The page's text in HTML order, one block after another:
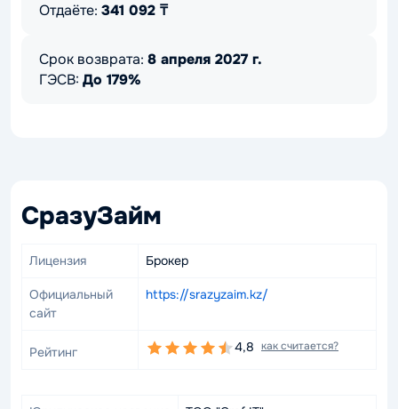
Отдаёте: 341 092 ₸
Срок возврата: 8 апреля 2027 г.
ГЭСВ: До 179%
СразуЗайм
Лицензия Брокер
Официальный
сайт
https://srazyzaim.kz/
Рейтинг 4,8 как считается?